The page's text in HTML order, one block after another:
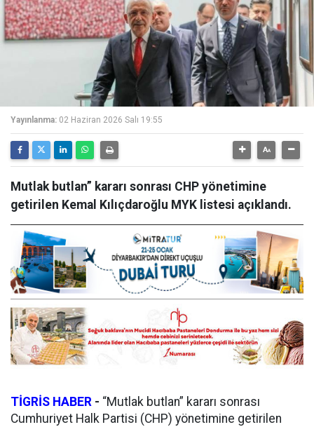
Yayınlanma: 02 Haziran 2026 Salı 19:55
Mutlak butlan” kararı sonrası CHP yönetimine
getirilen Kemal Kılıçdaroğlu MYK listesi açıklandı.
TİGRİS HABER - “Mutlak butlan” kararı sonrası
Cumhuriyet Halk Partisi (CHP) yönetimine getirilen